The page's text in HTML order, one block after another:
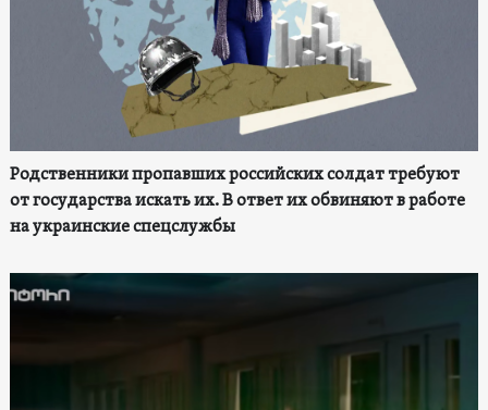
Родственники пропавших российских солдат требуют
от государства искать их. В ответ их обвиняют в работе
на украинские спецслужбы